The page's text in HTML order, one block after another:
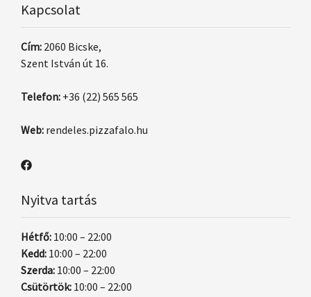
Kapcsolat
Cím: 2060 Bicske,
Szent István út 16.
Telefon: +36 (22) 565 565
Web: rendeles.pizzafalo.hu
Nyitva tartás
Hétfő: 10:00 – 22:00
Kedd: 10:00 – 22:00
Szerda: 10:00 – 22:00
Csütörtök: 10:00 – 22:00